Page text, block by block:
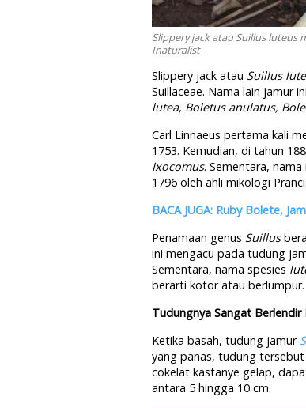
Slippery jack atau Suillus luteus
Inaturalist
Slippery jack atau Suillus
Suillaceae. Nama lain jamur
lutea, Boletus anulatus,
Carl Linnaeus pertama kali
1753. Kemudian, di tahun
Ixocomus. Sementara,
1796 oleh ahli mikologi
BACA JUGA: Ruby Bolete,
Penamaan genus Suillus
ini mengacu pada tudung
Sementara, nama spesies
berarti kotor atau berlumpur.
Tudungnya Sangat Berlendir
Ketika basah, tudung jamur
yang panas, tudung
cokelat kastanye gelap,
antara 5 hingga 10 cm.